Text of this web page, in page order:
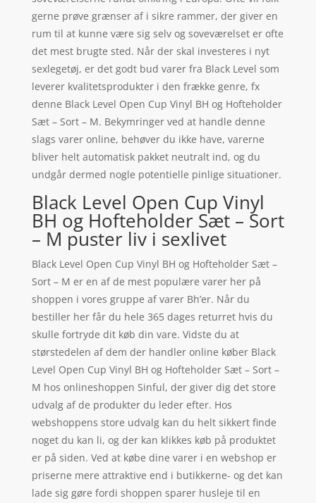
gerne prøve grænser af i sikre rammer, der giver en
rum til at kunne være sig selv og soveværelset er ofte
det mest brugte sted. Når der skal investeres i nyt
sexlegetøj, er det godt bud varer fra Black Level som
leverer kvalitetsprodukter i den frække genre, fx
denne Black Level Open Cup Vinyl BH og Hofteholder
Sæt – Sort – M. Bekymringer ved at handle denne
slags varer online, behøver du ikke have, varerne
bliver helt automatisk pakket neutralt ind, og du
undgår dermed nogle potentielle pinlige situationer.
Black Level Open Cup Vinyl
BH og Hofteholder Sæt – Sort
– M puster liv i sexlivet
Black Level Open Cup Vinyl BH og Hofteholder Sæt –
Sort – M er en af de mest populære varer her på
shoppen i vores gruppe af varer Bh’er. Når du
bestiller her får du hele 365 dages returret hvis du
skulle fortryde dit køb din vare. Vidste du at
størstedelen af dem der handler online køber Black
Level Open Cup Vinyl BH og Hofteholder Sæt – Sort –
M hos onlineshoppen Sinful, der giver dig det store
udvalg af de produkter du leder efter. Hos
webshoppens store udvalg kan du helt sikkert finde
noget du kan li, og der kan klikkes køb på produktet
er på siden. Ved at købe dine varer i en webshop er
priserne mere attraktive end i butikkerne- og det kan
lade sig gøre fordi shoppen sparer husleje til en